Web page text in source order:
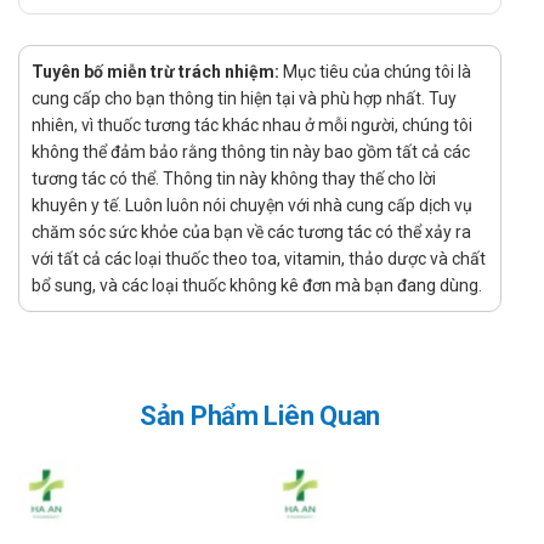
ngoài da được hấp thu toàn thân với tỷ lệ rất thấp.
Chỉ khoảng dưới 0,2% liều dùng của clindamycin
được tìm thấy trong nước tiểu.
Thuốc Acnecrush-NT có tác dụng gì?
Điều trị mụn viêm, mụn trứng cá, mụn mủ… ở người lớn và
trẻ em trên 12 tuổi
Ai nên sử dụng thuốc này?
Người bị mụn viêm, mụn mủ nổi khắp khuôn mặt và có da
kháng khuẩn đồng thời giảm viêm tại vùng điều trị.
Người dư dầu tiết nhiều gây bóng nhờn và tắc nghẽn lỗ
chân lông nên dùng để hỗ trợ thông thoáng da.
Ai không nên dùng thuốc Acnecrush-NT?
Tuyên bố miễn trừ trách nhiệm: Mục tiêu của chúng tôi là
cung cấp cho bạn thông tin hiện tại và phù hợp nhất. Tuy
nhiên, vì thuốc tương tác khác nhau ở mỗi người, chúng tôi
không thể đảm bảo rằng thông tin này bao gồm tất cả các
tương tác có thể. Thông tin này không thay thế cho lời
khuyên y tế. Luôn luôn nói chuyện với nhà cung cấp dịch vụ
chăm sóc sức khỏe của bạn về các tương tác có thể xảy ra
với tất cả các loại thuốc theo toa, vitamin, thảo dược và chất
bổ sung, và các loại thuốc không kê đơn mà bạn đang dùng.
Sản Phẩm Liên Quan